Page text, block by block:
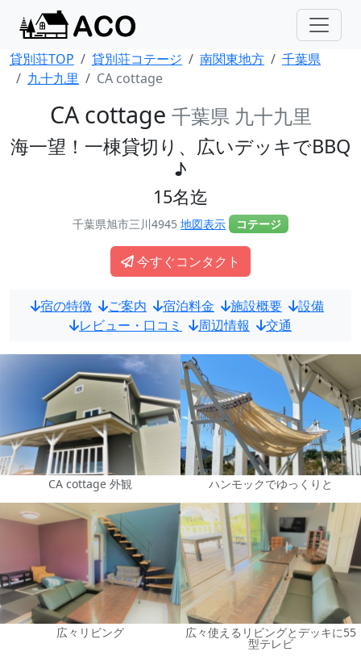
貸別荘TOP 貸別荘コテージ 南関東地方
千葉県
九十九里
CA cottage
CA cottage 千葉県 九十九里
海一望！一棟貸切り、広いデッキでBBQ
♪
15名迄
千葉県旭市三川4945地図表示 コテージ
今すぐコンタクト
宿の特徴 ご案内 宿泊料金 施設概要
設備
レビュー・口コミ
周辺情報 交通
CA cottage 外観 ハンモックでゆっくりと
広々リビング 広々使えるリビングとデッキに55
型テレビ